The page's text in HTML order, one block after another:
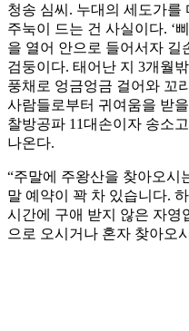
청송 심씨. 누대의 세도가를
주눅이 드는 건 사실이다. ‘
을 열어 안으로 들어서자 길
검둥이다. 태어난 지 3개월
풍채로 엉금엉금 걸어와 꼬
사람들로부터 귀여움을 받
찰방공파 11대손이자 송소
나온다.
“주말에 주왕산을 찾아오시
말 예약이 꽉 차 있습니다.
시간에 구애 받지 않은 자영
으로 오시거나 혼자 찾아오